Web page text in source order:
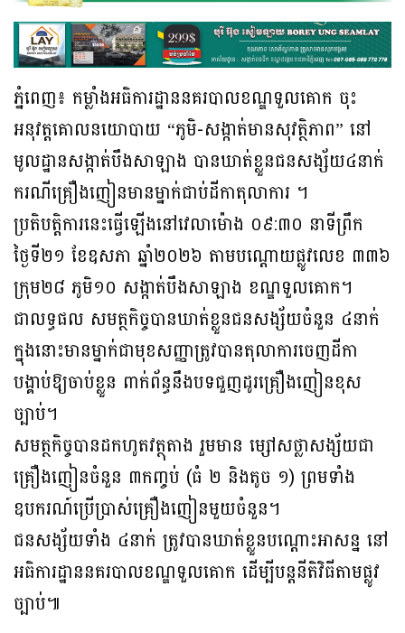
ភ្នំពេញ៖ កម្លាំងអធិការដ្ឋាននគរបាលខណ្ឌទួលគោក ចុះ
អនុវត្តគោលនយោបាយ “ភូមិ-សង្កាត់មានសុវត្ថិភាព” នៅ
មូលដ្ឋានសង្កាត់បឹងសាឡាង បានឃាត់ខ្លួនជនសង្ស័យ៤នាក់
ករណីគ្រឿងញៀនមានម្នាក់ជាប់ដីកាតុលាការ ។
ប្រតិបត្តិការនេះធ្វើឡើងនៅវេលាម៉ោង ០៩:៣០ នាទីព្រឹក
ថ្ងៃទី២១ ខែឧសភា ឆ្នាំ២០២៦ តាមបណ្តោយផ្លូវលេខ ៣៣៦
ក្រុម២៨ ភូមិ១០ សង្កាត់បឹងសាឡាង ខណ្ឌទួលគោក។
ជាលទ្ធផល សមត្ថកិច្ចបានឃាត់ខ្លួនជនសង្ស័យចំនួន ៤នាក់
ក្នុងនោះមានម្នាក់ជាមុខសញ្ញាត្រូវបានតុលាការចេញដីកា
បង្គាប់ឱ្យចាប់ខ្លួន ពាក់ព័ន្ធនឹងបទជួញដូរគ្រឿងញៀនខុស
ច្បាប់។
សមត្ថកិច្ចបានដកហូតវត្ថុតាង រួមមាន ម្សៅសថ្លាសង្ស័យជា
គ្រឿងញៀនចំនួន ៣កញ្ចប់ (ធំ ២ និងតូច ១) ព្រមទាំង
ឧបករណ៍ប្រើប្រាស់គ្រឿងញៀនមួយចំនួន។
ជនសង្ស័យទាំង ៤នាក់ ត្រូវបានឃាត់ខ្លួនបណ្តោះអាសន្ន នៅ
អធិការដ្ឋាននគរបាលខណ្ឌទួលគោក ដើម្បីបន្តនីតិវិធីតាមផ្លូវ
ច្បាប់៕